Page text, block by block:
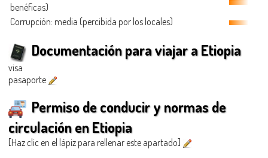
benéficas)
Corrupción: media (percibida por los locales)
Documentación para viajar a Etiopia
visa
pasaporte
Permiso de conducir y normas de
circulación en Etiopia
[Haz clic en el lápiz para rellenar este apartado]